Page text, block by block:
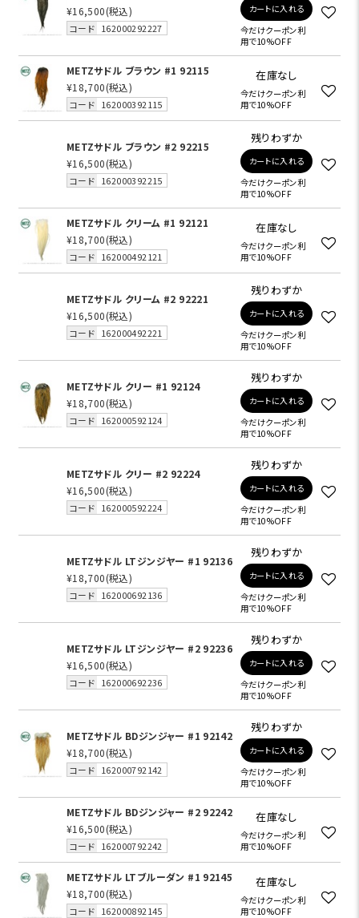
¥16,500(税込)
コード 162000292227
カートに入れる
今だけクーポン利
用で10%OFF
METZサドル ブラウン #1 92115
¥18,700(税込)
コード 162000392115
在庫なし
今だけクーポン利
用で10%OFF
METZサドル ブラウン #2 92215
¥16,500(税込)
コード 162000392215
残りわずか
カートに入れる
今だけクーポン利
用で10%OFF
METZサドル クリーム #1 92121
¥18,700(税込)
コード 162000492121
在庫なし
今だけクーポン利
用で10%OFF
METZサドル クリーム #2 92221
¥16,500(税込)
コード 162000492221
残りわずか
カートに入れる
今だけクーポン利
用で10%OFF
METZサドル クリー #1 92124
¥18,700(税込)
コード 162000592124
残りわずか
カートに入れる
今だけクーポン利
用で10%OFF
METZサドル クリー #2 92224
¥16,500(税込)
コード 162000592224
残りわずか
カートに入れる
今だけクーポン利
用で10%OFF
METZサドル LTジンジヤー #1 92136
¥18,700(税込)
コード 162000692136
残りわずか
カートに入れる
今だけクーポン利
用で10%OFF
METZサドル LTジンジヤー #2 92236
¥16,500(税込)
コード 162000692236
残りわずか
カートに入れる
今だけクーポン利
用で10%OFF
METZサドル BDジンジャー #1 92142
¥18,700(税込)
コード 162000792142
残りわずか
カートに入れる
今だけクーポン利
用で10%OFF
METZサドル BDジンジャー #2 92242
¥16,500(税込)
コード 162000792242
在庫なし
今だけクーポン利
用で10%OFF
METZサドル LTブルーダン #1 92145
¥18,700(税込)
コード 162000892145
在庫なし
今だけクーポン利
用で10%OFF